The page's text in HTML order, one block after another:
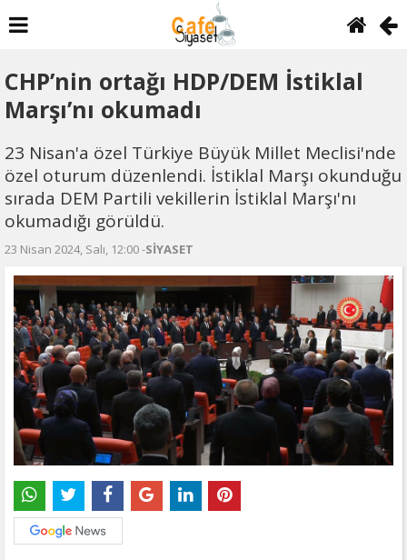
CHP’nin ortağı HDP/DEM İstiklal
Marşı’nı okumadı
23 Nisan'a özel Türkiye Büyük Millet Meclisi'nde
özel oturum düzenlendi. İstiklal Marşı okunduğu
sırada DEM Partili vekillerin İstiklal Marşı'nı
okumadığı görüldü.
23 Nisan 2024, Salı, 12:00 -SİYASET